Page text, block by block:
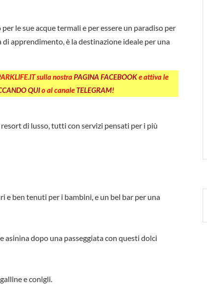
le sue acque termali e per essere un paradiso per
apprendimento, è la destinazione ideale per una
sulla nostraPAGINA FACEBOOKe attiva le
QUIo al canale TELEGRAM!
di lusso, tutti con servizi pensati per i più
e ben tenuti per i bambini, e un bel bar per una
asinina dopo una passeggiata con questi dolci
e conigli.